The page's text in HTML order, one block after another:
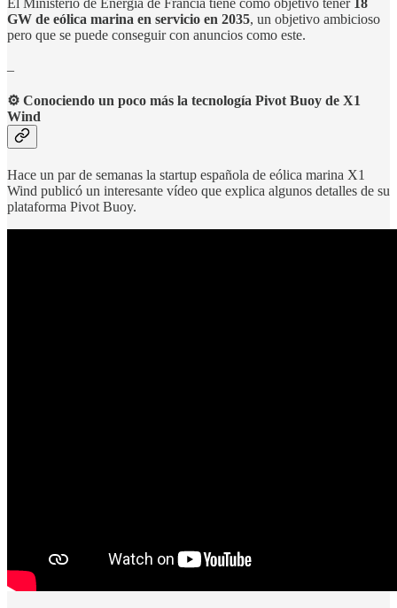
GW de eólica marina en servicio en 2035, un objetivo ambicioso
pero que se puede conseguir con anuncios como este.
⚙️ Conociendo un poco más la tecnología Pivot Buoy de X1
Wind
Hace un par de semanas la startup española de eólica marina X1
Wind publicó un interesante vídeo que explica algunos detalles de su
plataforma Pivot Buoy.